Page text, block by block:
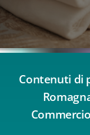
Contenuti di